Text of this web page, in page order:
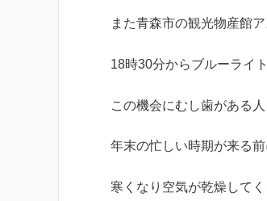
また青森市の観光物産館
18時30分からブルーライ
この機会にむし歯がある
年末の忙しい時期が来る
寒くなり空気が乾燥して